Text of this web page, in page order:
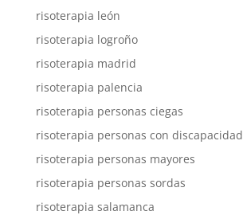
risoterapia león
risoterapia logroño
risoterapia madrid
risoterapia palencia
risoterapia personas ciegas
risoterapia personas con discapacidad
risoterapia personas mayores
risoterapia personas sordas
risoterapia salamanca